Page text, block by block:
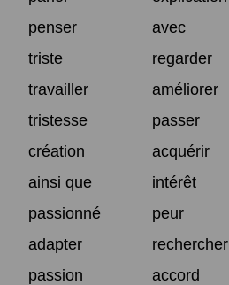
penser
avec
triste
regarder
travailler
améliorer
tristesse
passer
création
acquérir
ainsi que
intérêt
passionné
peur
adapter
rechercher
passion
accord